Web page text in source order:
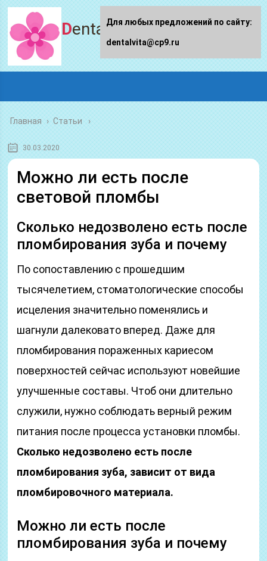
Dentalvita.ru
Главная › Статьи
30.03.2020
Можно ли есть после
световой пломбы
Сколько недозволено есть после
пломбирования зуба и почему
По сопоставлению с прошедшим
тысячелетием, стоматологические способы
исцеления значительно поменялись и
шагнули далековато вперед. Даже для
пломбирования пораженных кариесом
поверхностей сейчас используют новейшие
улучшенные составы. Чтоб они длительно
служили, нужно соблюдать верный режим
питания после процесса установки пломбы.
Сколько недозволено есть после
пломбирования зуба, зависит от вида
пломбировочного материала.
Можно ли есть после
пломбирования зуба и почему
Для любых предложений по сайту:
dentalvita@cp9.ru